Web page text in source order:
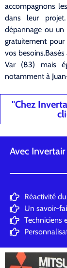
accompagnons
dans leur
dépannage ou
gratuitement
vos besoins.Basés
Var (83) mais
notamment à
"Chez
Avec
Réactivité
Un savoir-
Techniciens